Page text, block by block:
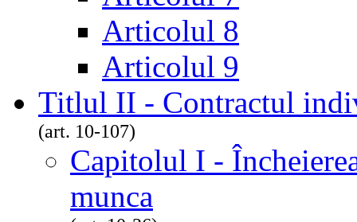
Articolul 8
Articolul 9
Titlul II - Contractul
(art. 10-107)
Capitolul I -
munca